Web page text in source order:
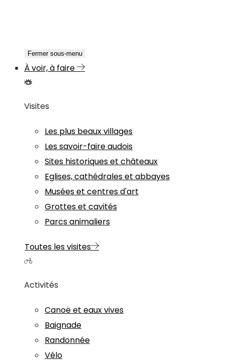
Fermer sous-menu
À voir, à faire
Visites
Les plus beaux villages
Les savoir-faire audois
Sites historiques et châteaux
Eglises, cathédrales et abbayes
Musées et centres d'art
Grottes et cavités
Parcs animaliers
Toutes les visites
Activités
Canoë et eaux vives
Baignade
Randonnée
Vélo